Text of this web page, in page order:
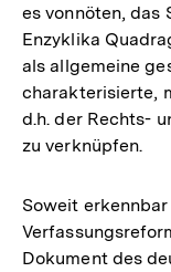
es vonnöten, das
Enzyklika
als allgemeine
charakterisierte,
d.h. der Rechts-
zu verknüpfen.
Soweit
Dokument des